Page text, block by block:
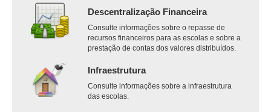
Descentralização Financeira
Consulte informações sobre o repasse de
recursos financeiros para as escolas e sobre a
prestação de contas dos valores distribuídos.
Infraestrutura
Consulte informações sobre a infraestrutura
das escolas.